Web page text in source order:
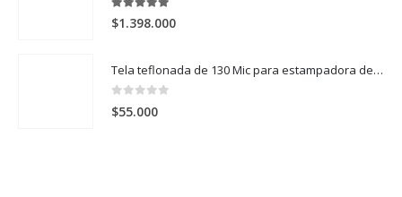
$785.000.
5.00
$1.398.000
Tela teflonada de 130 Mic para estampadora de 60x80 (60x100cm)
0
$55.000